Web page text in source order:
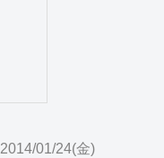
2014/01/24(金)